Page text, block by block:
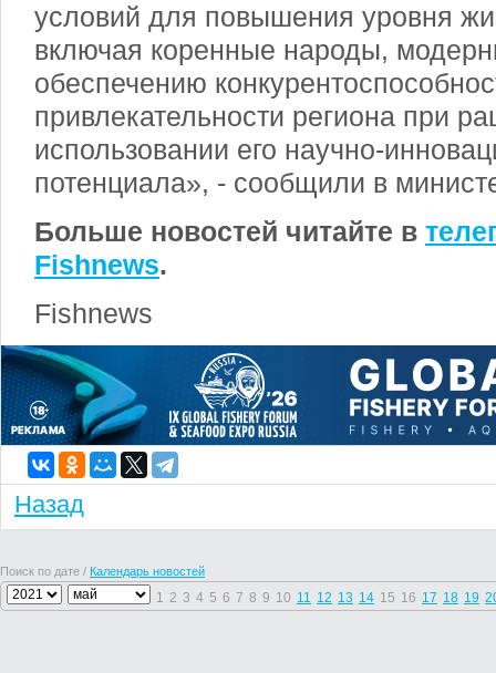
условий для повышения уровня
включая коренные народы,
обеспечению
привлекательности региона при
использовании его научно-
потенциала», - сообщили в
Больше новостей читайте в
Fishnews.
Fishnews
Назад
Поиск по дате / Календарь новостей
1 2 3 4 5 6 7 8 9 10 11 12 13 14 15 16 17 18 19